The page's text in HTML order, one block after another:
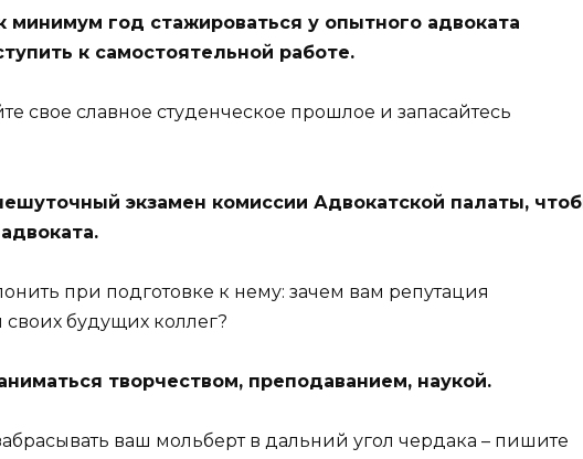
минимум год стажироваться у опытного адвоката
к самостоятельной работе.
свое славное студенческое прошлое и запасайтесь
экзамен комиссии Адвокатской палаты,
при подготовке к нему: зачем вам репутация
будущих коллег?
творчеством, преподаванием, наукой.
ваш мольберт в дальний угол чердака – пишите